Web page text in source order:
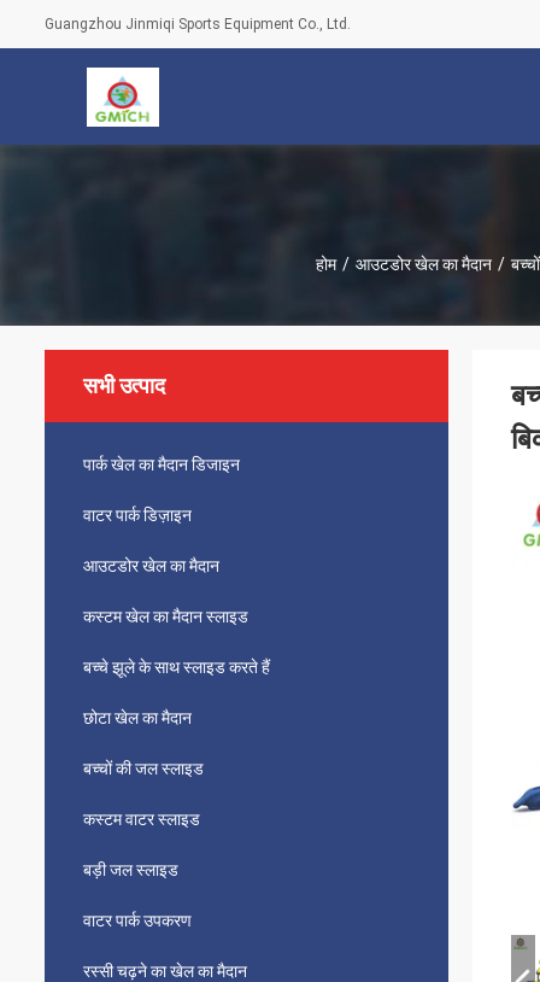
Guangzhou Jinmiqi Sports Equipment Co., Ltd.
होम / आउटडोर खेल का मैदान /
सभी उत्पाद
पार्क खेल का मैदान डिजाइन
वाटर पार्क डिज़ाइन
आउटडोर खेल का मैदान
कस्टम खेल का मैदान स्लाइड
बच्चे झूले के साथ स्लाइड करते हैं
छोटा खेल का मैदान
बच्चों की जल स्लाइड
कस्टम वाटर स्लाइड
बड़ी जल स्लाइड
वाटर पार्क उपकरण
रस्सी चढ़ने का खेल का मैदान